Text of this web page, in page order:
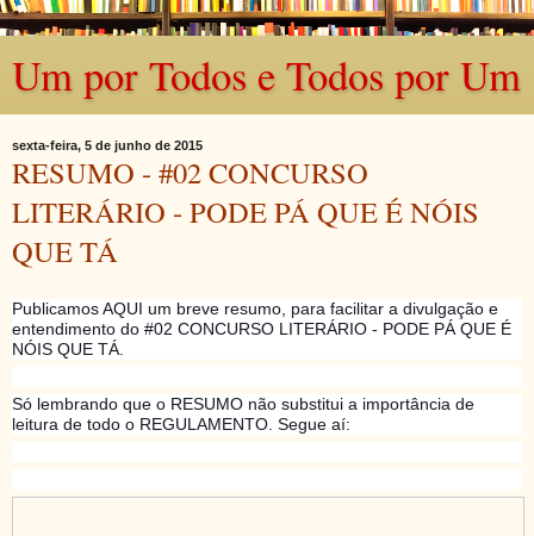
Um por Todos e Todos por Um
sexta-feira, 5 de junho de 2015
RESUMO - #02 CONCURSO
LITERÁRIO - PODE PÁ QUE É NÓIS
QUE TÁ
Publicamos AQUI um breve resumo, para facilitar a divulgação e
entendimento do #02 CONCURSO LITERÁRIO - PODE PÁ QUE É
NÓIS QUE TÁ.
Só lembrando que o RESUMO não substitui a importância de
leitura de todo o REGULAMENTO. Segue aí: